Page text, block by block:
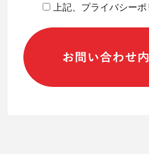
プライバシー情報のうち「個人
法にいう「個人情報」を指すも
する情報であって，当該情報に
住所，電話番号，連絡先その他
上記、プライバシー